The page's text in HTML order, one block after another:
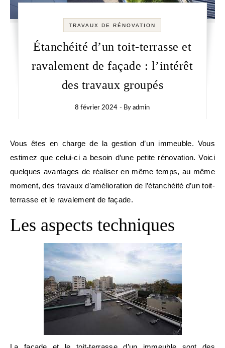
TRAVAUX DE RÉNOVATION
Étanchéité d’un toit-terrasse et
ravalement de façade : l’intérêt
des travaux groupés
8 février 2024 - Byadmin
Vous êtes en charge de la gestion d’un immeuble. Vous
estimez que celui-ci a besoin d’une petite rénovation. Voici
quelques avantages de réaliser en même temps, au même
moment, des travaux d’amélioration de l’étanchéité d’un toit-
terrasse et le ravalement de façade.
Les aspects techniques